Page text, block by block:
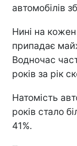
автомобілів
Нині на
припадає
Водночас
років за рік
Натомість
років стало
41%.